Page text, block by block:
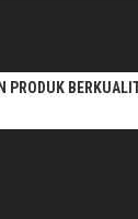
PRODUK